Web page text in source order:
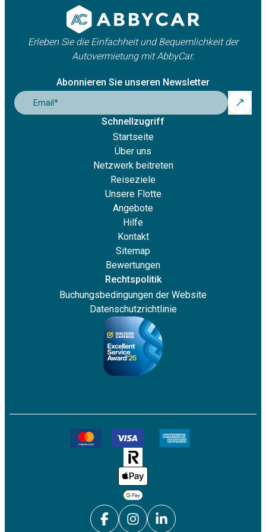
Erleben Sie die Einfachheit und Bequemlichkeit der
Autovermietung mit AbbyCar.
Abonnieren Sie unseren Newsletter
Email *
Schnellzugriff
Startseite
Über uns
Netzwerk beitreten
Reiseziele
Unsere Flotte
Angebote
Hilfe
Kontakt
Sitemap
Bewertungen
Rechtspolitik
Buchungsbedingungen der Website
Datenschutzrichtlinie